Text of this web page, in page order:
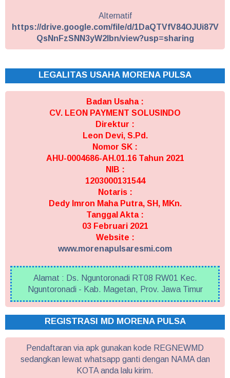
Alternatif
https://drive.google.com/file/d/1DaQTVfV84OJUi87V
QsNnFzSNN3yW2Ibn/view?usp=sharing
LEGALITAS USAHA MORENA PULSA
Badan Usaha :
CV. LEON PAYMENT SOLUSINDO
Direktur :
Leon Devi, S.Pd.
Nomor SK :
AHU-0004686-AH.01.16 Tahun 2021
NIB :
1203000131544
Notaris :
Dedy Imron Maha Putra, SH, MKn.
Tanggal Akta :
03 Februari 2021
Website :
www.morenapulsaresmi.com
Alamat : Ds. Nguntoronadi RT08 RW01 Kec.
Nguntoronadi - Kab. Magetan, Prov. Jawa Timur
REGISTRASI MD MORENA PULSA
Pendaftaran via apk gunakan kode REGNEWMD
sedangkan lewat whatsapp ganti dengan NAMA dan
KOTA anda lalu kirim.